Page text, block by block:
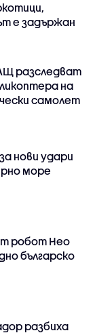
е задържан
разследват
на
самолет
нови удари
море
робот Нео
българско
разбиха